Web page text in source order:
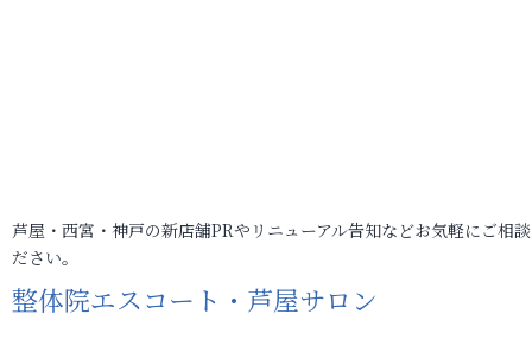
芦屋・西宮・神戸の新店舗PRやリニューアル告知などお気軽にご相
ださい。
整体院エスコート・芦屋サロン